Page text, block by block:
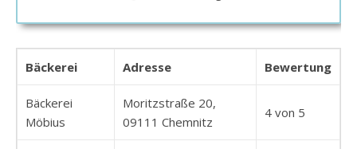
Bäckerei Adresse Bewertung
Bäckerei
Möbius
Moritzstraße 20,
09111 Chemnitz
4 von 5